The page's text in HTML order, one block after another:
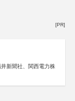
[PR]
新聞社、関西電力株